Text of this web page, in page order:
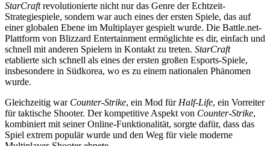
StarCraftrevolutionierte nicht nur das Genre der Echtzeit-
Strategiespiele, sondern war auch eines der ersten Spiele, das auf
einer globalen Ebene im Multiplayer gespielt wurde. Die Battle.net-
Plattform von Blizzard Entertainment ermöglichte es dir, einfach und
schnell mit anderen Spielern in Kontakt zu treten. StarCraft
etablierte sich schnell als eines der ersten großen Esports-Spiele,
insbesondere in Südkorea, wo es zu einem nationalen Phänomen
wurde.
Gleichzeitig war Counter-Strike, ein Mod für Half-Life, ein Vorreiter
für taktische Shooter. Der kompetitive Aspekt von Counter-Strike,
kombiniert mit seiner Online-Funktionalität, sorgte dafür, dass das
Spiel extrem populär wurde und den Weg für viele moderne